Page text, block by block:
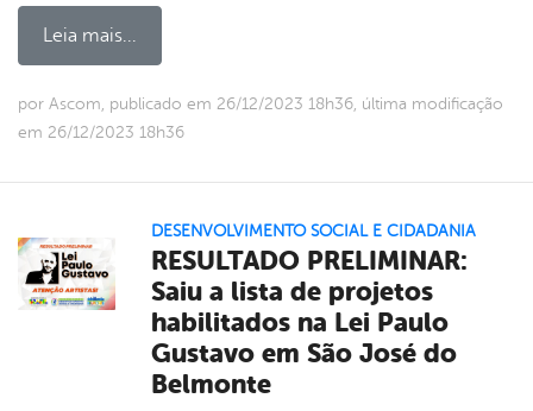
Leia mais...
por Ascom, publicado em 26/12/2023 18h36, última modificação
em 26/12/2023 18h36
DESENVOLVIMENTO SOCIAL E CIDADANIA
RESULTADO PRELIMINAR:
Saiu a lista de projetos
habilitados na Lei Paulo
Gustavo em São José do
Belmonte